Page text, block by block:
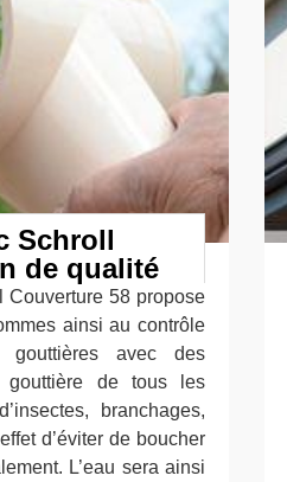
Schroll
de qualité
Couverture 58 propose
ainsi au contrôle
avec des
gouttière de tous les
branchages,
d’éviter de boucher
L’eau sera ainsi